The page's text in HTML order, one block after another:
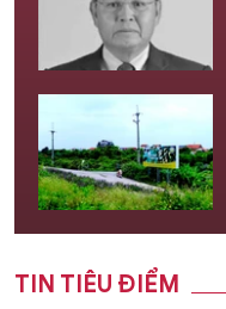
TIN TIÊU ĐIỂM